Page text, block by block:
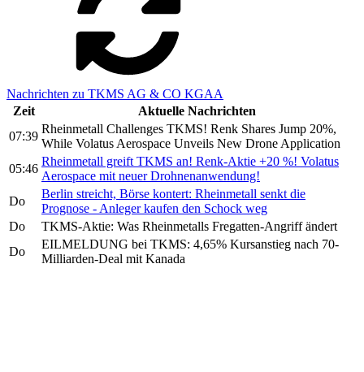
Nachrichten zu TKMS AG & CO KGAA
Zeit
Aktuelle Nachrichten
07:39
Rheinmetall Challenges TKMS! Renk Shares Jump 20%,
While Volatus Aerospace Unveils New Drone Application
05:46
Rheinmetall greift TKMS an! Renk-Aktie +20 %! Volatus
Aerospace mit neuer Drohnenanwendung!
Do
Berlin streicht, Börse kontert: Rheinmetall senkt die
Prognose - Anleger kaufen den Schock weg
Do
TKMS-Aktie: Was Rheinmetalls Fregatten-Angriff ändert
Do
EILMELDUNG bei TKMS: 4,65% Kursanstieg nach 70-
Milliarden-Deal mit Kanada